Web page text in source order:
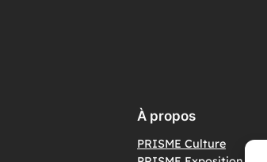
À propos
PRISME Culture